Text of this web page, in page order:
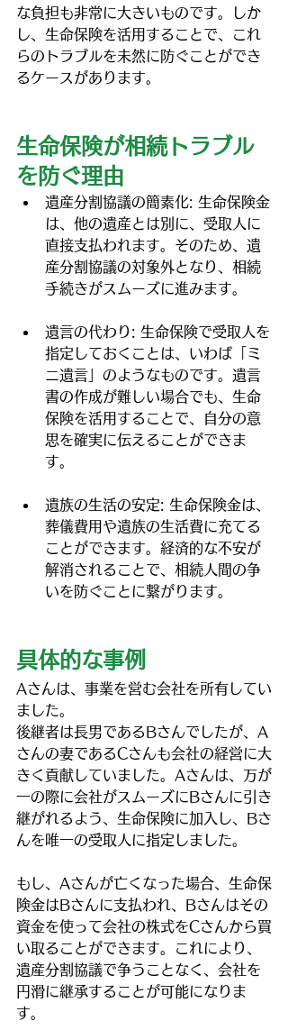
な負担も非常に大きいものです。しか
し、生命保険を活用することで、これ
らのトラブルを未然に防ぐことができ
るケースがあります。
生命保険が相続トラブル
を防ぐ理由
遺産分割協議の簡素化: 生命保険金
は、他の遺産とは別に、受取人に
直接支払われます。そのため、遺
産分割協議の対象外となり、相続
手続きがスムーズに進みます。
遺言の代わり: 生命保険で受取人を
指定しておくことは、いわば「ミ
ニ遺言」のようなものです。遺言
書の作成が難しい場合でも、生命
保険を活用することで、自分の意
思を確実に伝えることができま
す。
遺族の生活の安定: 生命保険金は、
葬儀費用や遺族の生活費に充てる
ことができます。経済的な不安が
解消されることで、相続人間の争
いを防ぐことに繋がります。
具体的な事例
Aさんは、事業を営む会社を所有してい
ました。
後継者は長男であるBさんでしたが、A
さんの妻であるCさんも会社の経営に大
きく貢献していました。Aさんは、万が
一の際に会社がスムーズにBさんに引き
継がれるよう、生命保険に加入し、Bさ
んを唯一の受取人に指定しました。
もし、Aさんが亡くなった場合、生命保
険金はBさんに支払われ、Bさんはその
資金を使って会社の株式をCさんから買
い取ることができます。これにより、
遺産分割協議で争うことなく、会社を
円滑に継承することが可能になりま
す。